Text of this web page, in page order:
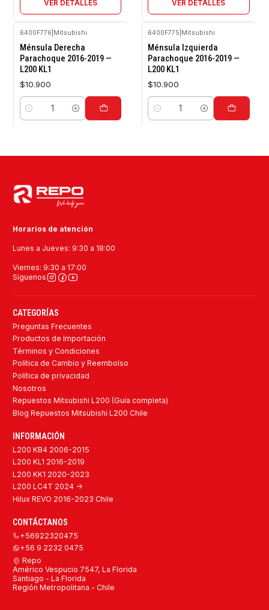
VER DETALLES VER DETALLES
6400F776 Mitsubishi
Ménsula Derecha
Parachoque 2016-2019 —
L200 KL1
$10.900
Cantidad
6400F775 Mitsubishi
Ménsula Izquierda
Parachoque 2016-2019 —
L200 KL1
$10.900
Cantidad
Horarios de atención
Lunes a Jueves: 9:30 a 18:00
Viernes: 9:30 a 17:00
Síguenos
CATEGORÍAS
Preguntas Frecuentes
Productos de Importación
Términos y Condiciones
Política de Cambio y Reembolso
Política de privacidad
Nosotros
Repuestos Mitsubishi L200 (Guía completa)
Blog Repuestos Mitsubishi L200 Chile
INFORMACIÓN
L200 KB4 2006-2015
L200 KL1 2016-2019
L200 KK1 2020-2023
L200 LC4T 2024 ->
Hilux REVO 2016-2023 Chile
CONTÁCTANOS
+56922320475
+56 9 2232 0475
Repo
Américo Vespucio 7547, La Florida
Santiago - La Florida
Región Metropolitana - Chile